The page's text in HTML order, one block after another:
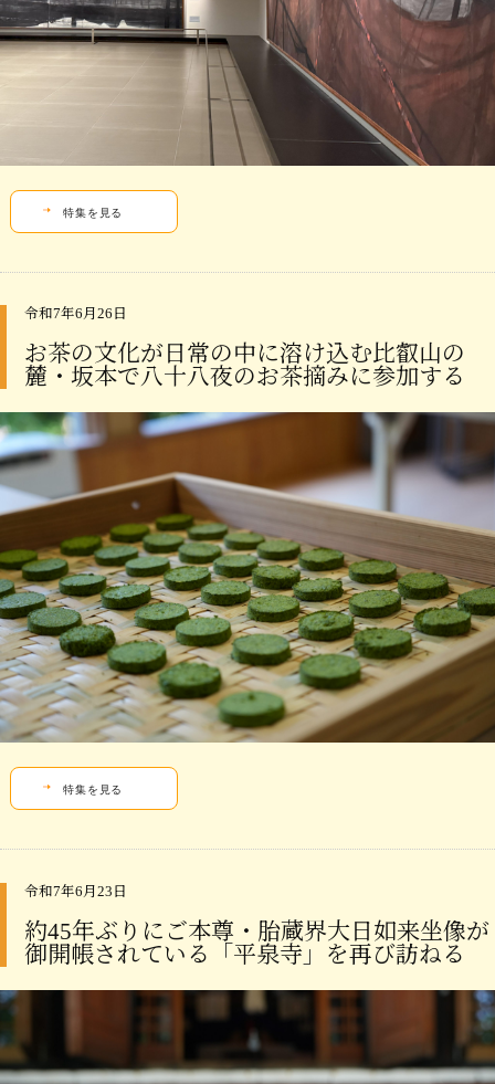
特集を見る
令和7年6月26日
お茶の文化が日常の中に溶け込む比叡山の
麓・坂本で八十八夜のお茶摘みに参加する
特集を見る
令和7年6月23日
約45年ぶりにご本尊・胎蔵界大日如来坐像が
御開帳されている「平泉寺」を再び訪ねる